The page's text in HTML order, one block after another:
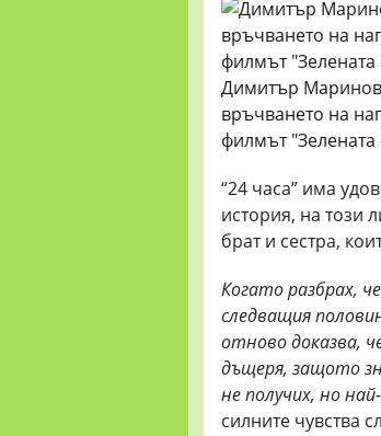
Димитър Маринов
връчването на
филмът "Зелената
“24 часа” има
история, на този
брат и сестра,
Когато разбрах,
следващия
отново доказва,
дъщеря, защото
не получих, но
силните чувства